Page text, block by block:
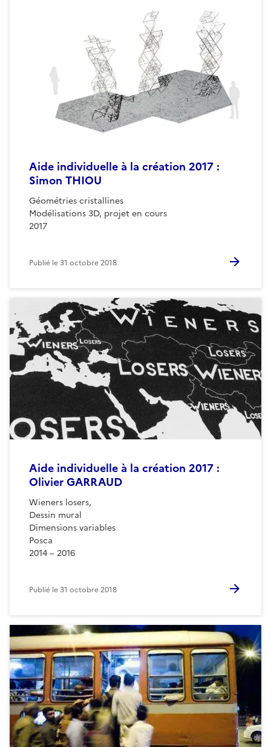
Aide individuelle à la création 2017 :
Simon THIOU
Géométries cristallines
Modélisations 3D, projet en cours
2017
Publié le31 octobre 2018
Aide individuelle à la création 2017 :
Olivier GARRAUD
Wieners losers,
Dessin mural
Dimensions variables
Posca
2014 – 2016
Publié le31 octobre 2018